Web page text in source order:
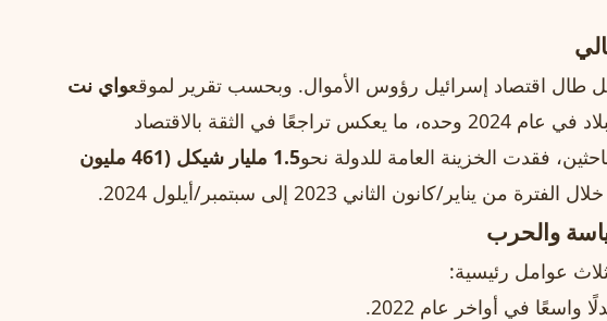
طال اقتصاد إسرائيل رؤوس الأموال. وبحسب تقرير لموقعواي نت
البلاد في عام 2024 وحده، ما يعكس تراجعًا في الثقة بالاقتصاد
فقدت الخزينة العامة للدولة نحو
1.5 مليار شيكل (461 مليون
كانون الثاني 2023 إلى سبتمبر/أيلول 2024.
والحرب
عوامل رئيسية:
واسعًا في أواخر عام 2022.